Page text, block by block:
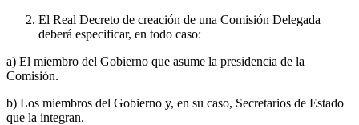
El Real Decreto de creación de una Comisión Delegada
deberá especificar, en todo caso:
a) El miembro del Gobierno que asume la presidencia de la
Comisión.
b) Los miembros del Gobierno y, en su caso, Secretarios de Estado
que la integran.